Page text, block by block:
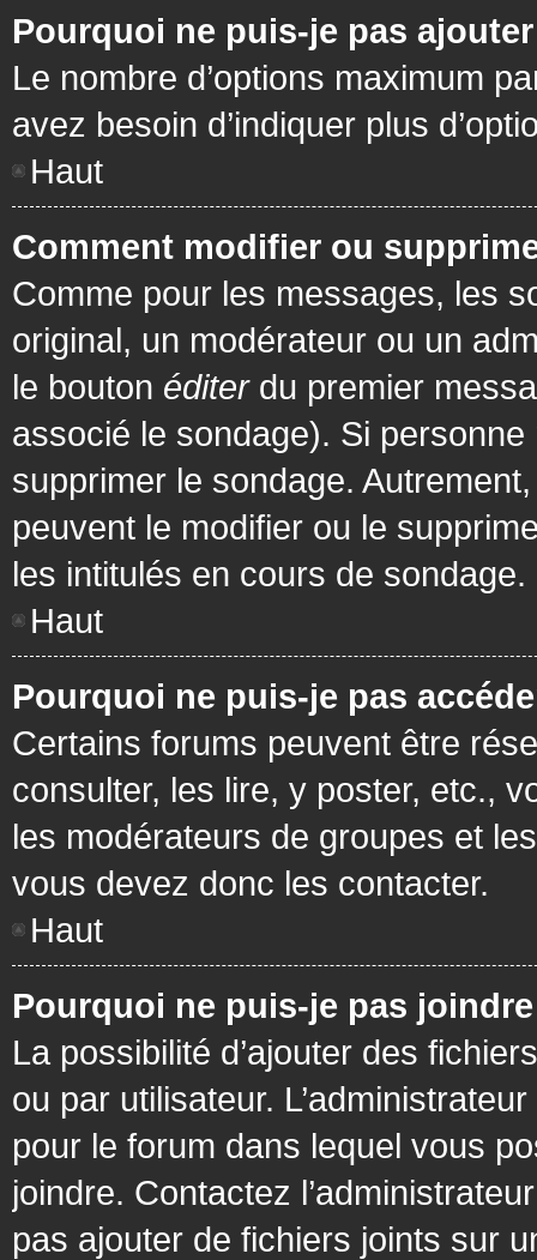
Pourquoi ne puis-je pas
Le nombre d’options maximum
avez besoin d’indiquer plus
Haut
Comment modifier ou
Comme pour les messages, les
original, un modérateur ou un
le bouton éditerdu premier
associé le sondage). Si personne
supprimer le sondage.
peuvent le modifier ou le
les intitulés en cours de sondage.
Haut
Pourquoi ne puis-je pas
Certains forums peuvent être
consulter, les lire, y poster, etc.,
les modérateurs de groupes et
vous devez donc les contacter.
Haut
Pourquoi ne puis-je pas
La possibilité d’ajouter des
ou par utilisateur.
pour le forum dans lequel vous
joindre. Contactez
pas ajouter de fichiers joints sur